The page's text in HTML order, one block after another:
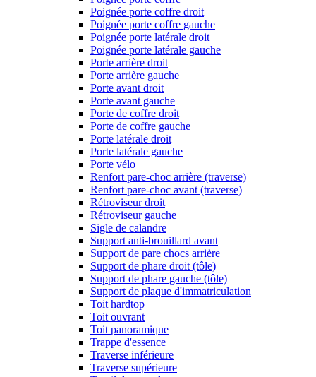
Poignée porte coffre droit
Poignée porte coffre gauche
Poignée porte latérale droit
Poignée porte latérale gauche
Porte arrière droit
Porte arrière gauche
Porte avant droit
Porte avant gauche
Porte de coffre droit
Porte de coffre gauche
Porte latérale droit
Porte latérale gauche
Porte vélo
Renfort pare-choc arrière (traverse)
Renfort pare-choc avant (traverse)
Rétroviseur droit
Rétroviseur gauche
Sigle de calandre
Support anti-brouillard avant
Support de pare chocs arrière
Support de phare droit (tôle)
Support de phare gauche (tôle)
Support de plaque d'immatriculation
Toit hardtop
Toit ouvrant
Toit panoramique
Trappe d'essence
Traverse inférieure
Traverse supérieure